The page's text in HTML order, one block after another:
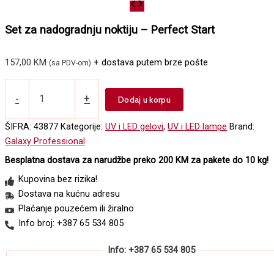
Set za nadogradnju noktiju – Perfect Start
157,00 KM (sa PDV-om) + dostava putem brze pošte
-
noktiju
-
Perfect
Start
+ Dodaj u korpu
ŠIFRA: 43877 Kategorije: UV i LED gelovi, UV i LED lampe Brand:
Galaxy Professional
Besplatna dostava za narudžbe preko 200 KM za pakete do 10 kg!
Kupovina bez rizika!
Dostava na kućnu adresu
Plaćanje pouzećem ili žiralno
Info broj: +387 65 534 805
Info: +387 65 534 805